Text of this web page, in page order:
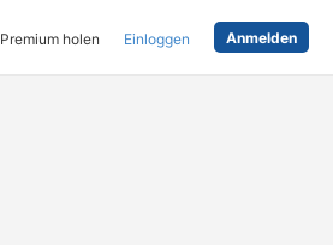
Premium holen Einloggen Anmelden